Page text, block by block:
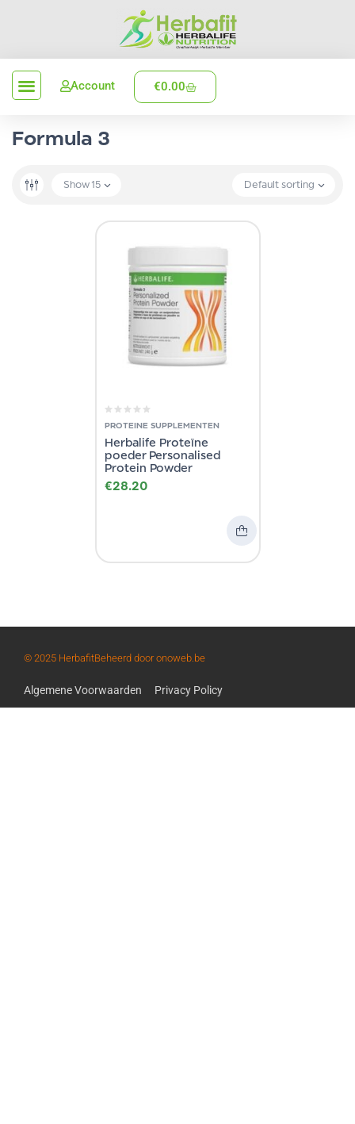
Account €0.00
Formula 3
Default sorting
Show 15
PROTEINE SUPPLEMENTEN
Herbalife Proteïne
poeder Personalised
Protein Powder
€28.20
© 2025 HerbafitBeheerd door onoweb.be
Algemene Voorwaarden Privacy Policy